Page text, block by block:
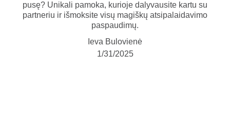
pusę? Unikali pamoka, kurioje dalyvausite kartu su
partneriu ir išmoksite visų magiškų atsipalaidavimo
paspaudimų.
Ieva Bulovienė
1/31/2025